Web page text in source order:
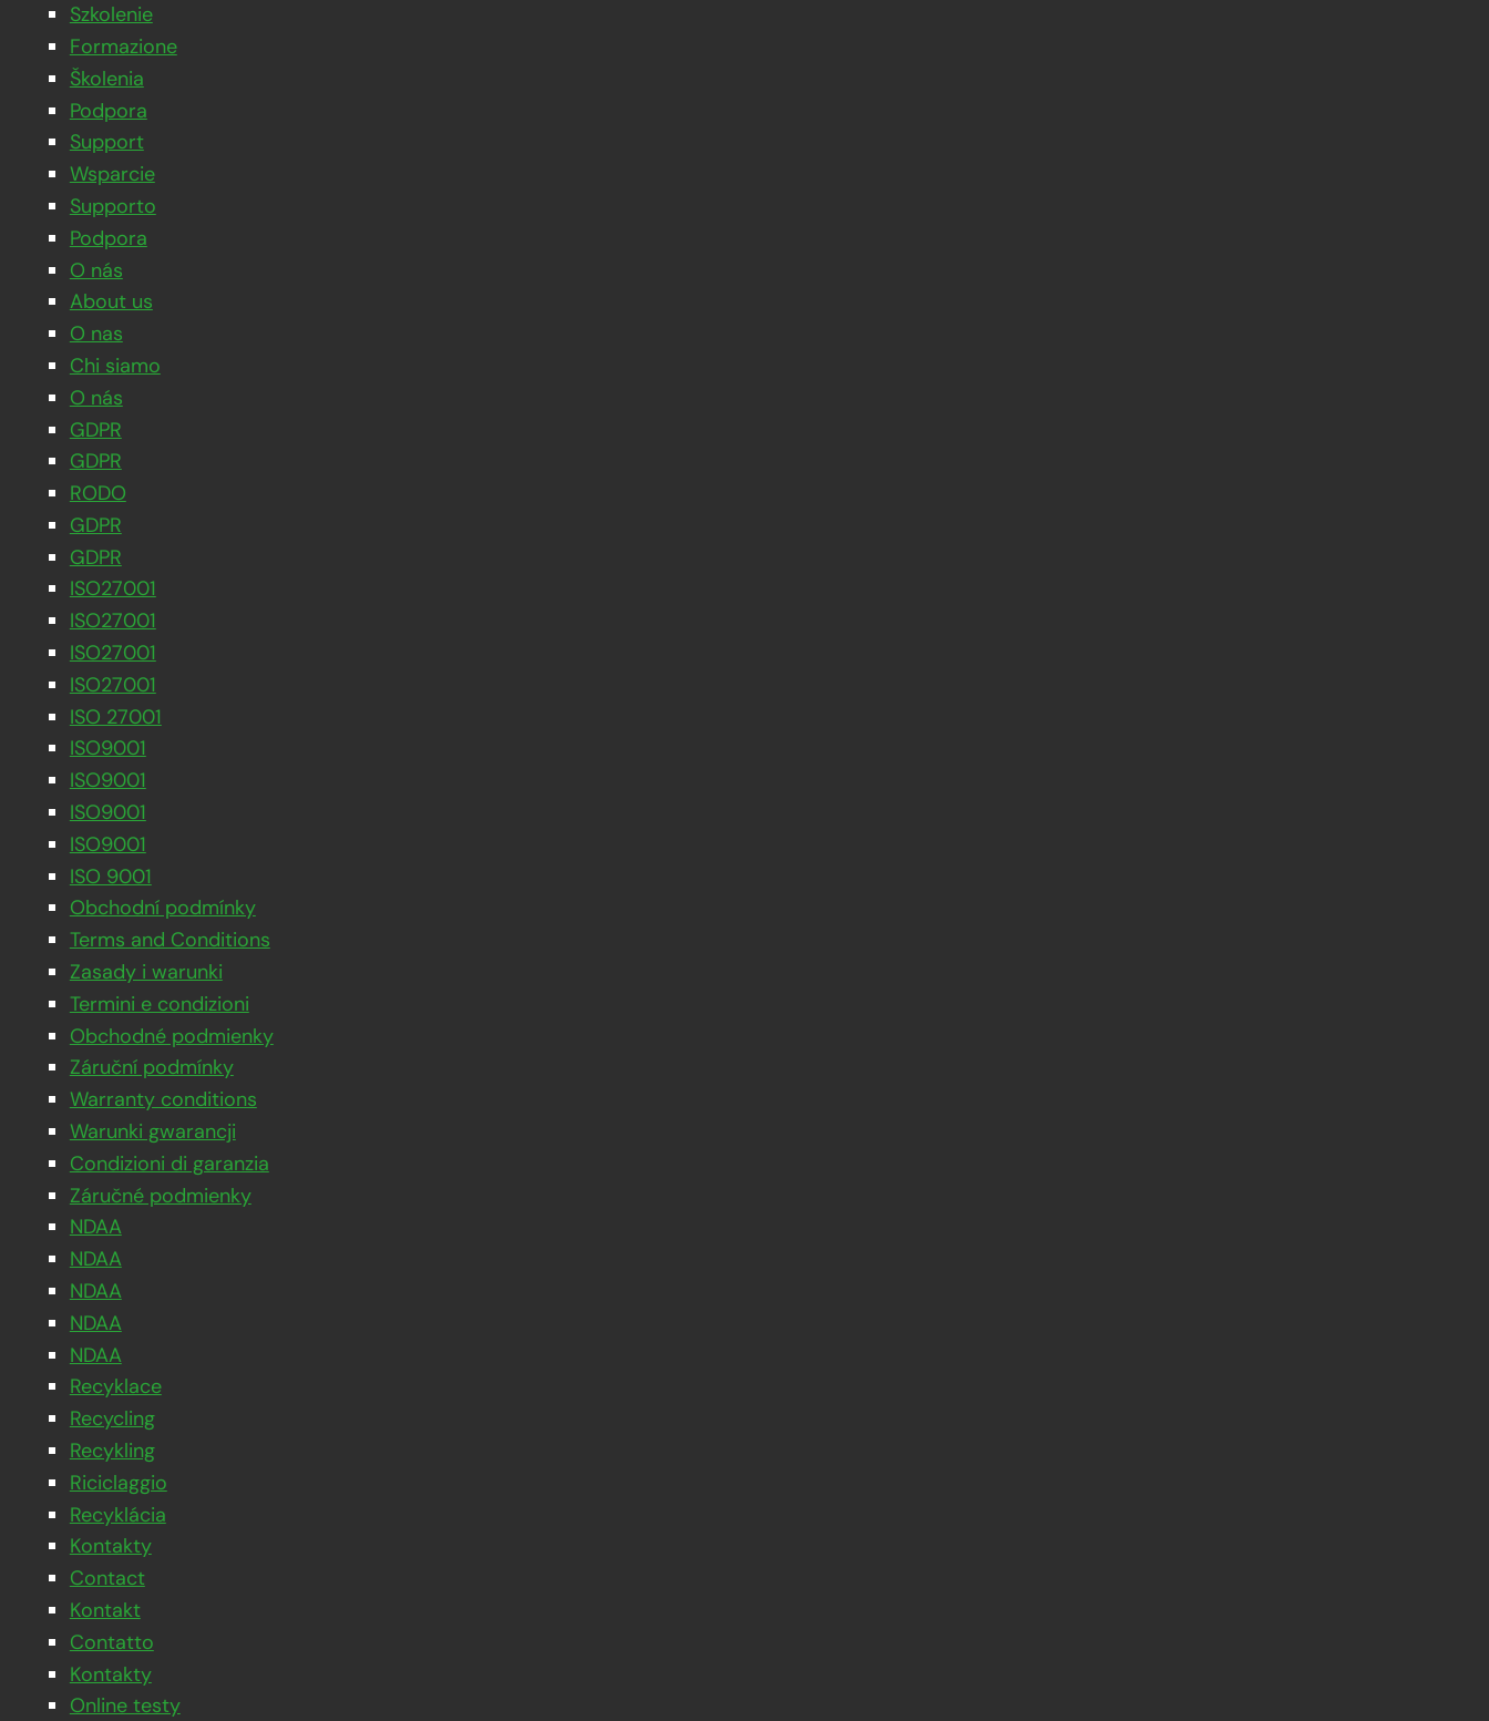
Szkolenie
Formazione
Školenia
Podpora
Support
Wsparcie
Supporto
Podpora
O nás
About us
O nas
Chi siamo
O nás
GDPR
GDPR
RODO
GDPR
GDPR
ISO27001
ISO27001
ISO27001
ISO27001
ISO 27001
ISO9001
ISO9001
ISO9001
ISO9001
ISO 9001
Obchodní podmínky
Terms and Conditions
Zasady i warunki
Termini e condizioni
Obchodné podmienky
Záruční podmínky
Warranty conditions
Warunki gwarancji
Condizioni di garanzia
Záručné podmienky
NDAA
NDAA
NDAA
NDAA
NDAA
Recyklace
Recycling
Recykling
Riciclaggio
Recyklácia
Kontakty
Contact
Kontakt
Contatto
Kontakty
Online testy